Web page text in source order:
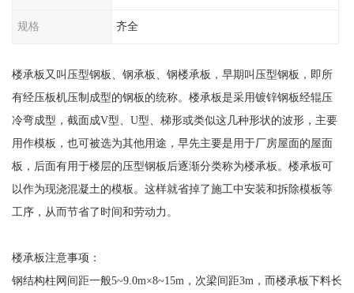
规格 齐全
楼承板又叫压型钢板、钢承板、钢楼承板，早期叫压型钢板，即所
有经压板机压制成型的钢板的统称。楼承板是采用镀锌钢板经辊压
冷弯成型，截面成V型、U型、梯形或类似这几种形状的波形，主要
用作模板，也可被选为其他用途，早先主要是用于厂房屋面的屋面
板，后面有用于楼层的压型钢板后逐渐分类称为楼承板。楼承板可
以作为现浇混凝土的模板。这样就省掉了施工中安装和拆除模板等
工序，从而节省了时间和劳动力。
楼承板注意事项：
钢结构柱网间距一般5~9.0m×8~15m，次梁间距3m，而楼承板下料长